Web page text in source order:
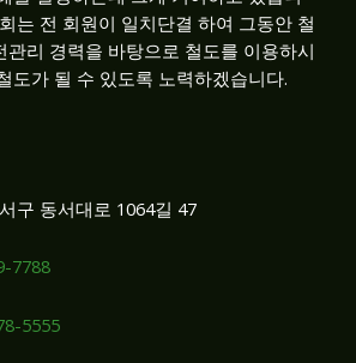
는 전 회원이 일치단결 하여 그동안 철
관리 경력을 바탕으로 철도를 이용하시
도가 될 수 있도록 노력하겠습니다.
구 동서대로 1064길 47
7788
5555